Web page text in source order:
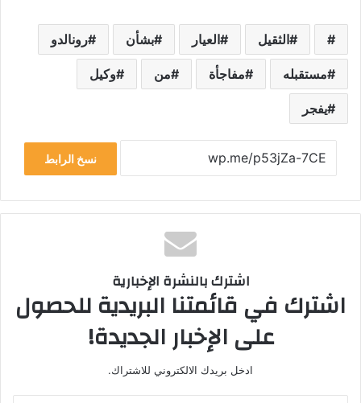
الثقيل العيار بشأن رونالدو
مستقبله مفاجأة من وكيل
يفجر
نسخ الرابط
اشترك بالنشرة الإخبارية
اشترك في قائمتنا البريدية للحصول
على الإخبار الجديدة!
ادخل بريدك الالكتروني للاشتراك.